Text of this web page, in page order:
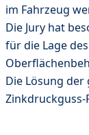
im Fahrzeug
Die Jury hat
für die Lage
Die Lösung